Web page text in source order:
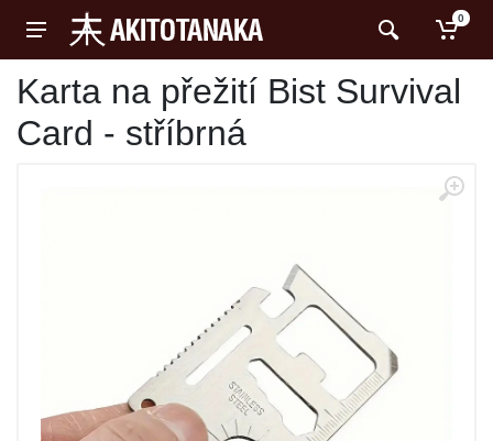
0
Karta na přežití Bist Survival
Card - stříbrná